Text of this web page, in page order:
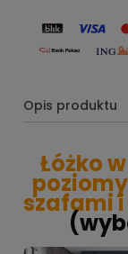
Opis produktu
Łóżko
szafami